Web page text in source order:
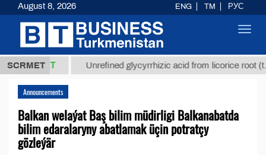
SCRMET
37,8 ТМТ Unrefined glycyrrhizic acid from licorice root
Announcements
Balkan welaýat Baş bilim müdirligi Balkanabatda
bilim edaralaryny abatlamak üçin potratçy
gözleýär
August 8, 2026 ENG TM РУС